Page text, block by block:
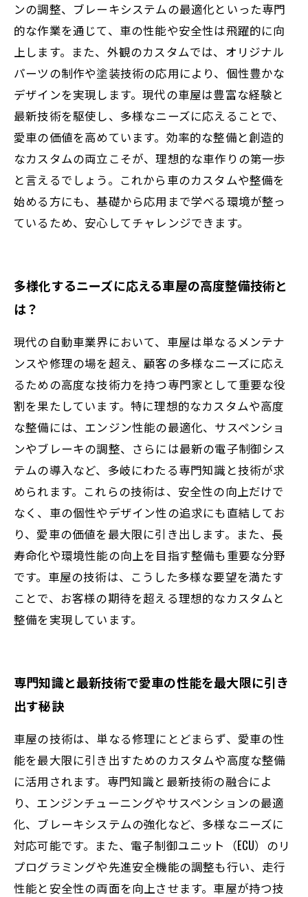
愛車の長寿命化を実現する整備の最前線と未
来への展望
ンの調整、ブレーキシステムの最適化といった専門
的な作業を通じて、車の性能や安全性は飛躍的に向
上します。また、外観のカスタムでは、オリジナル
パーツの制作や塗装技術の応用により、個性豊かな
デザインを実現します。現代の車屋は豊富な経験と
最新技術を駆使し、多様なニーズに応えることで、
愛車の価値を高めています。効率的な整備と創造的
なカスタムの両立こそが、理想的な車作りの第一歩
と言えるでしょう。これから車のカスタムや整備を
始める方にも、基礎から応用まで学べる環境が整っ
ているため、安心してチャレンジできます。
多様化するニーズに応える車屋の高度整備技術と
は？
現代の自動車業界において、車屋は単なるメンテナ
ンスや修理の場を超え、顧客の多様なニーズに応え
るための高度な技術力を持つ専門家として重要な役
割を果たしています。特に理想的なカスタムや高度
な整備には、エンジン性能の最適化、サスペンショ
ンやブレーキの調整、さらには最新の電子制御シス
テムの導入など、多岐にわたる専門知識と技術が求
められます。これらの技術は、安全性の向上だけで
なく、車の個性やデザイン性の追求にも直結してお
り、愛車の価値を最大限に引き出します。また、長
寿命化や環境性能の向上を目指す整備も重要な分野
です。車屋の技術は、こうした多様な要望を満たす
ことで、お客様の期待を超える理想的なカスタムと
整備を実現しています。
専門知識と最新技術で愛車の性能を最大限に引き
出す秘訣
車屋の技術は、単なる修理にとどまらず、愛車の性
能を最大限に引き出すためのカスタムや高度な整備
に活用されます。専門知識と最新技術の融合によ
り、エンジンチューニングやサスペンションの最適
化、ブレーキシステムの強化など、多様なニーズに
対応可能です。また、電子制御ユニット（ECU）のリ
プログラミングや先進安全機能の調整も行い、走行
性能と安全性の両面を向上させます。車屋が持つ技